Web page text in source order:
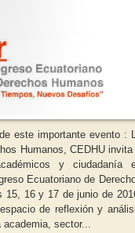
este importante evento : La
Humanos, CEDHU invita
y ciudadanía
Ecuatoriano de
15, 16 y 17 de junio de
de reflexión y
sector...